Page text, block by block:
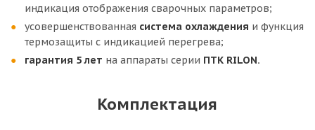
индикация ото­бражения сварочных параметров;
усовершенствованная система охлаждения и функция
термозащиты с индикацией перегрева;
гарантия 5 лет на аппараты серии ПТК RILON.
Комплектация